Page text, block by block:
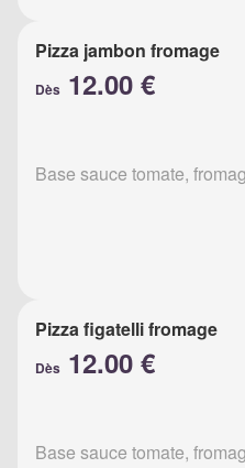
Pizza jambon fromage
Dès 12.00 €
Base sauce tomate,
Pizza figatelli fromage
Dès 12.00 €
Base sauce tomate,